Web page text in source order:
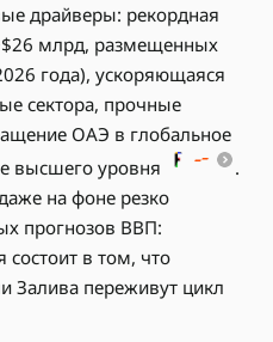
драйверы: рекордная
млрд, размещенных
года), ускоряющаяся
сектора, прочные
ОАЭ в глобальное
высшего уровня
.
на фоне резко
прогнозов ВВП:
в том, что
Залива переживут цикл